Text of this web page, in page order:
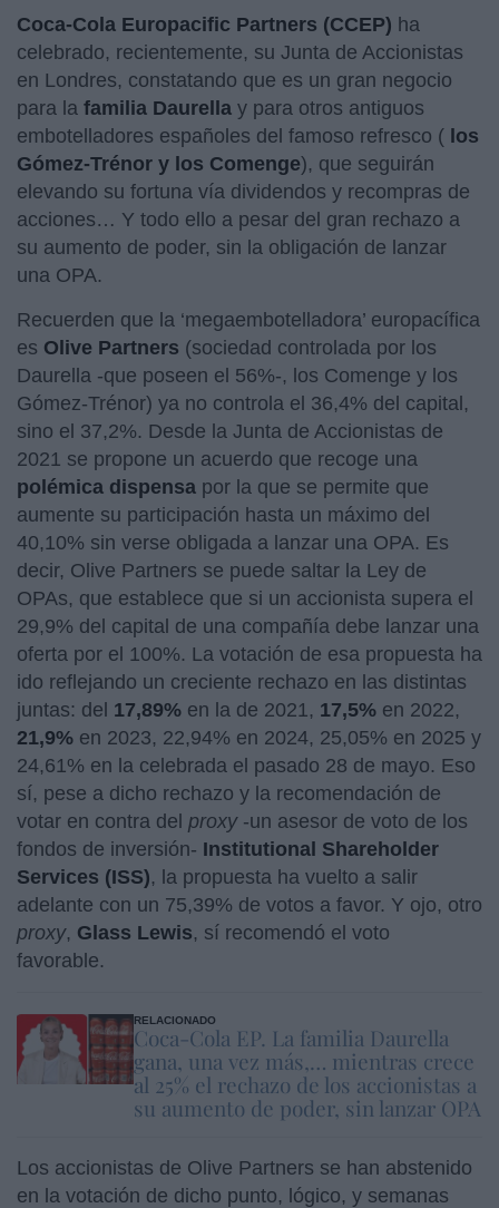
Coca-Cola Europacific Partners (CCEP) ha
celebrado, recientemente, su Junta de Accionistas
en Londres, constatando que es un gran negocio
para la familia Daurella y para otros antiguos
embotelladores españoles del famoso refresco ( los
Gómez-Trénor y los Comenge), que seguirán
elevando su fortuna vía dividendos y recompras de
acciones… Y todo ello a pesar del gran rechazo a
su aumento de poder, sin la obligación de lanzar
una OPA.
Recuerden que la ‘megaembotelladora’ europacífica
es Olive Partners (sociedad controlada por los
Daurella -que poseen el 56%-, los Comenge y los
Gómez-Trénor) ya no controla el 36,4% del capital,
sino el 37,2%. Desde la Junta de Accionistas de
2021 se propone un acuerdo que recoge una
polémica dispensa por la que se permite que
aumente su participación hasta un máximo del
40,10% sin verse obligada a lanzar una OPA. Es
decir, Olive Partners se puede saltar la Ley de
OPAs, que establece que si un accionista supera el
29,9% del capital de una compañía debe lanzar una
oferta por el 100%. La votación de esa propuesta ha
ido reflejando un creciente rechazo en las distintas
juntas: del 17,89% en la de 2021, 17,5% en 2022,
21,9% en 2023, 22,94% en 2024, 25,05% en 2025 y
24,61% en la celebrada el pasado 28 de mayo. Eso
sí, pese a dicho rechazo y la recomendación de
votar en contra del proxy-un asesor de voto de los
fondos de inversión- Institutional Shareholder
Services (ISS), la propuesta ha vuelto a salir
adelante con un 75,39% de votos a favor. Y ojo, otro
proxy, Glass Lewis, sí recomendó el voto
favorable.
RELACIONADO
Coca-Cola EP. La familia Daurella
gana, una vez más,… mientras crece
al 25% el rechazo de los accionistas a
su aumento de poder, sin lanzar OPA
Los accionistas de Olive Partners se han abstenido
en la votación de dicho punto, lógico, y semanas